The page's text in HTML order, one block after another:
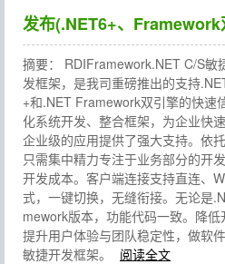
发布(.NET6+、
摘要： RDIFramework.NET C/S敏
发框架，是我司重磅推出的支持
+和.NET Framework双引擎的快速
化系统开发、整合框架，为企业快
企业级的应用提供了强大支持。依
只需集中精力专注于业务部分的开
开发成本。客户端连接支持直连、
式，一键切换，无缝衔接。无论是
mework版本，功能代码一致。降低
提升用户体验与团队稳定性，做软
敏捷开发框架。
阅读全文